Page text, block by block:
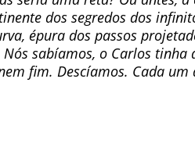
dos segredos dos
épura dos passos
sabíamos, o Carlos tinha
fim. Descíamos. Cada um